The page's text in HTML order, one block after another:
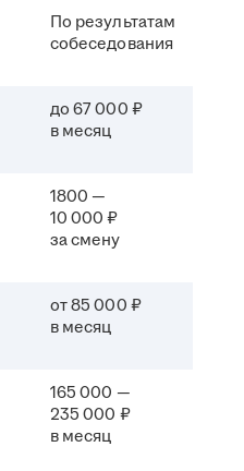
По результатам
собеседования
до 67 000 ₽
в месяц
1800 —
10 000 ₽
за смену
от 85 000 ₽
в месяц
165 000 —
235 000 ₽
в месяц